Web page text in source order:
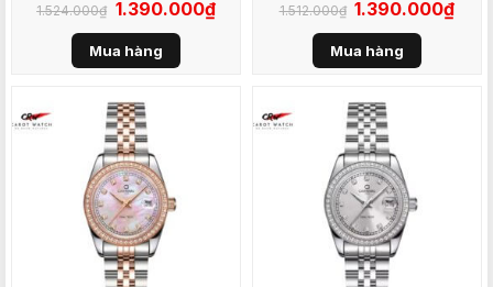
1.524.000₫ Giá
gốc
là:
1.524.000₫.
1.390.000₫Giá
hiện
Mua hàng
1.512.000₫ Giá
gốc
là:
1.512.000₫.
1.390.000₫Giá
hiện
Mua hàng